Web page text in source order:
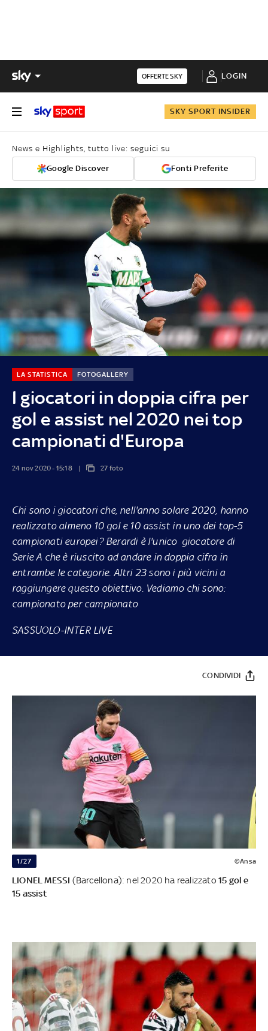
OFFERTE SKY LOGIN
SKY SPORT INSIDER
News e Highlights, tutto live: seguici su
Google Discover Fonti Preferite
I giocatori in doppia cifra per
gol e assist nel 2020 nei top
campionati d'Europa
LA STATISTICA FOTOGALLERY
24 nov 2020 - 15:18 27 foto
Chi sono i giocatori che, nell'anno solare 2020, hanno
realizzato almeno 10 gol e 10 assist in uno dei top-5
campionati europei? Berardi è l'unico giocatore di
Serie A che è riuscito ad andare in doppia cifra in
entrambe le categorie. Altri 23 sono i più vicini a
raggiungere questo obiettivo. Vediamo chi sono:
campionato per campionato
SASSUOLO-INTER LIVE
CONDIVIDI
1/27 ©Ansa
LIONEL MESSI (Barcellona): nel 2020 ha realizzato15 gol e
15 assist